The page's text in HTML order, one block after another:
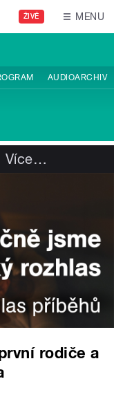
ŽIVĚ MENU
AUDIOARCHIV
Více…
rodiče a